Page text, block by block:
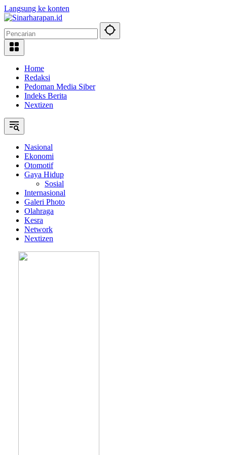
Langsung ke konten
Home
Redaksi
Pedoman Media Siber
Indeks Berita
Nextizen
Nasional
Ekonomi
Otomotif
Gaya Hidup
Sosial
Internasional
Galeri Photo
Olahraga
Kesra
Network
Nextizen